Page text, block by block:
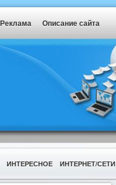
Реклама Описание сайта
ИНТЕРЕСНОЕ ИНТЕРНЕТ/СЕТИ